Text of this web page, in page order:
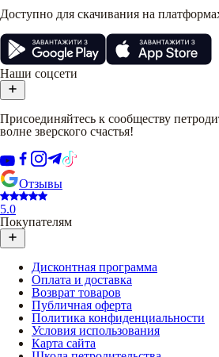
Доступно для скачивания на
Наши соцсети
Присоединяйтесь к сообществу
волне зверского счастья!
Отзывы
5.0
Покупателям
Дисконтная программа
Оплата и доставка
Возврат товаров
Публичная оферта
Политика конфиденциальности
Условия использования
Карта сайта